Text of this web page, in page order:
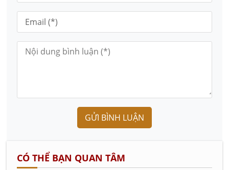
GỬI BÌNH LUẬN
CÓ THỂ BẠN QUAN TÂM